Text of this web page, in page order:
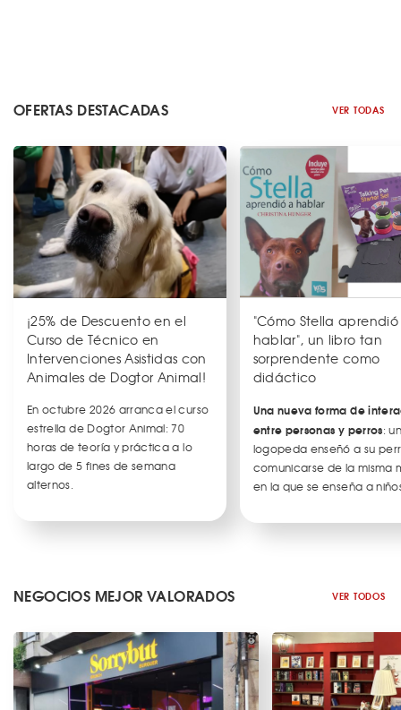
OFERTAS DESTACADAS VER TODAS
¡25% de Descuento en el
Curso de Técnico en
Intervenciones Asistidas con
Animales de Dogtor Animal!
En octubre 2026 arranca el curso
estrella de Dogtor Animal: 70
horas de teoría y práctica a lo
largo de 5 fines de semana
alternos.
"Cómo Stella
hablar", un libro tan
sorprendente como
didáctico
Una nueva forma de
entre personas y perros:
logopeda enseñó a su
comunicarse de la misma
en la que se enseña a
NEGOCIOS MEJOR VALORADOS VER TODOS